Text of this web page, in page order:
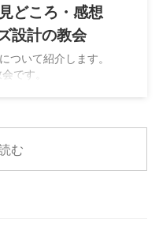
どころ・感想
設計の教会
ついて紹介します。
です。
む